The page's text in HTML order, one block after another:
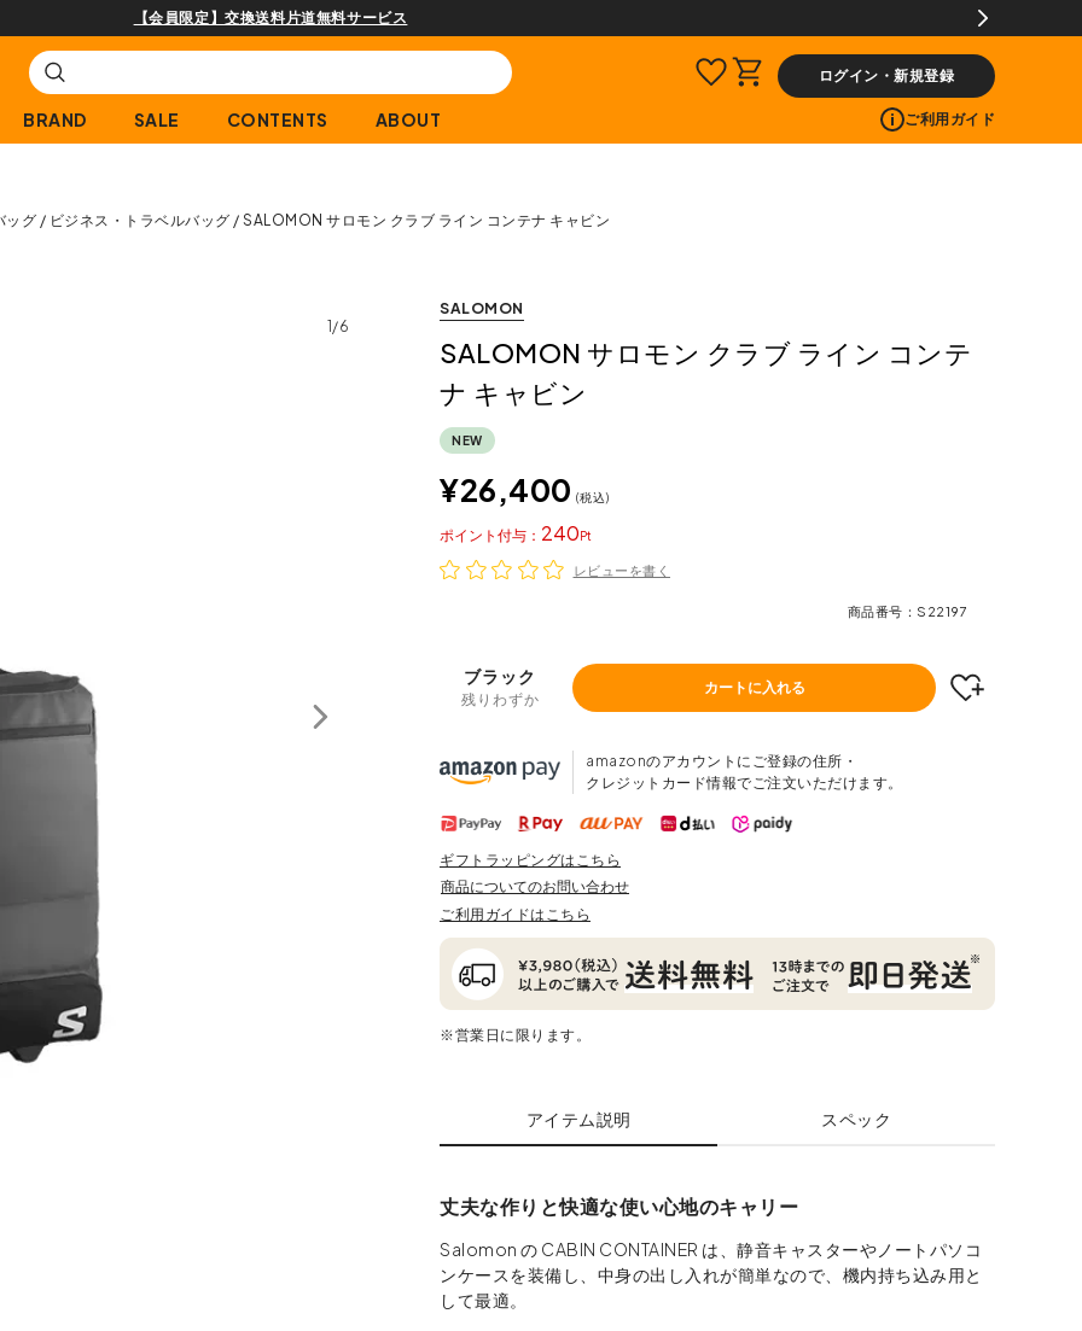
【会員限定】交換送料片道無料サービス
ログイン・新規登録
BRAND SALE CONTENTS ABOUT ご利用ガイド
ッグ ビジネス・トラベルバッグ SALOMON サロモン クラブ ライン コンテナ キャビン
1/6
SALOMON
SALOMON サロモン クラブ ライン コンテ
ナ キャビン
NEW
¥26,400 税込
240
ポイント
レビューを書く
商品番号 S22197
ブラック
残りわずか
カートに入れる
amazonのアカウントにご登録の住所・
クレジットカード情報でご注文いただけます。
ギフトラッピングはこちら
商品についてのお問い合わせ
ご利用ガイドはこちら
※営業日に限ります。
アイテム説明 スペック
丈夫な作りと快適な使い心地のキャリー
Salomon の CABIN CONTAINER は、静音キャスターやノートパソコ
ンケースを装備し、中身の出し入れが簡単なので、機内持ち込み用と
して最適。